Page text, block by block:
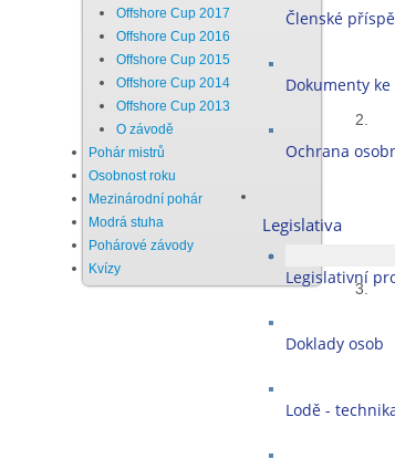
Členské
Dokumenty
Ochrana
Legislativa
Legislativní
Doklady osob
Lodě -
Offshore Cup 2017
Offshore Cup 2016
Offshore Cup 2015
Offshore Cup 2014
Offshore Cup 2013
O závodě
Pohár mistrů
Osobnost roku
Mezinárodní pohár
Modrá stuha
Pohárové závody
Kvízy
2.
3.